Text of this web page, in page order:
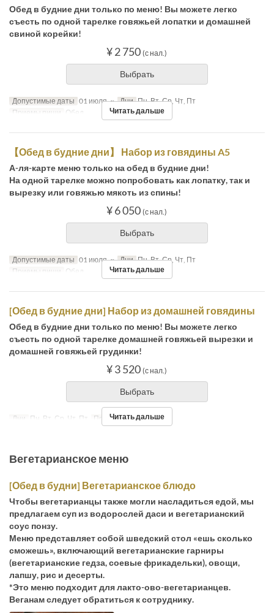
Обед в будние дни только по меню! Вы можете легко
съесть по одной тарелке говяжьей лопатки и домашней
свиной корейки!
¥ 2 750 (с нал.)
Выбрать
Допустимые даты 01 июля. ~ Дни Пн, Вт, Ср, Чт, Пт
Приемы пищи Обед Читать дальше
【Обед в будние дни】 Набор из говядины A5
А-ля-карте меню только на обед в будние дни!
На одной тарелке можно попробовать как лопатку, так и
вырезку или говяжью мякоть из спины!
¥ 6 050 (с нал.)
Выбрать
Допустимые даты 01 июля. ~ Дни Пн, Вт, Ср, Чт, Пт
Приемы пищи Обед Читать дальше
[Обед в будние дни] Набор из домашней говядины
Обед в будние дни только по меню! Вы можете легко
съесть по одной тарелке домашней говяжьей вырезки и
домашней говяжьей грудинки!
¥ 3 520 (с нал.)
Выбрать
Дни Пн, Вт, Ср, Чт, Пт Приемы пищи Обед
Читать дальше
Вегетарианское меню
[Обед в будни] Вегетарианское блюдо
Чтобы вегетарианцы также могли насладиться едой, мы
предлагаем суп из водорослей даси и вегетарианский
соус понзу.
Меню представляет собой шведский стол «ешь сколько
сможешь», включающий вегетарианские гарниры
(вегетарианские гедза, соевые фрикадельки), овощи,
лапшу, рис и десерты.
*Это меню подходит для лакто-ово-вегетарианцев.
Веганам следует обратиться к сотруднику.